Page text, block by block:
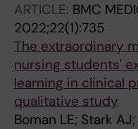
ARTICLE: BMC
2022;22(1):735
The extraordinary
nursing students'
learning in clinical
qualitative study
Boman LE; Stark